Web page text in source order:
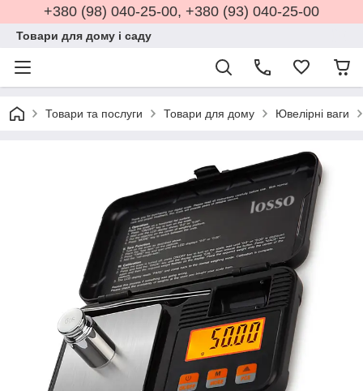
+380 (98) 040-25-00, +380 (93) 040-25-00
Товари для дому і саду
Товари та послуги Товари для дому Ювелірні ваги